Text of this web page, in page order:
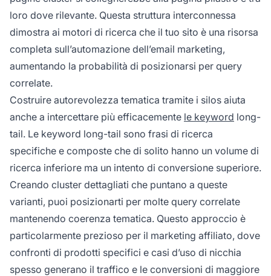
loro dove rilevante. Questa struttura interconnessa
dimostra ai motori di ricerca che il tuo sito è una risorsa
completa sull’automazione dell’email marketing,
aumentando la probabilità di posizionarsi per query
correlate.
Costruire autorevolezza tematica tramite i silos aiuta
anche a intercettare più efficacemente le keyword long-
tail. Le keyword long-tail sono frasi di ricerca
specifiche e composte che di solito hanno un volume di
ricerca inferiore ma un intento di conversione superiore.
Creando cluster dettagliati che puntano a queste
varianti, puoi posizionarti per molte query correlate
mantenendo coerenza tematica. Questo approccio è
particolarmente prezioso per il marketing affiliato, dove
confronti di prodotti specifici e casi d’uso di nicchia
spesso generano il traffico e le conversioni di maggiore